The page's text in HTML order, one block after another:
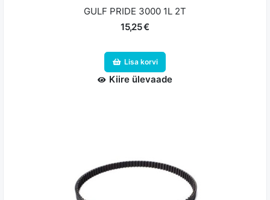
GULF PRIDE 3000 1L 2T
15,25 €
Lisa korvi
Kiire ülevaade